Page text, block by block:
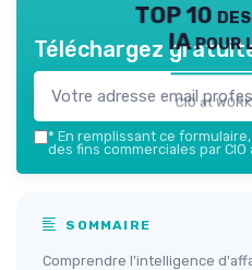
TOP 10
IA pour
CIO at
Téléchargez
* En remplissant ce
des fins commerciales par CIO
SOMMAIRE
Comprendre l'intelligence